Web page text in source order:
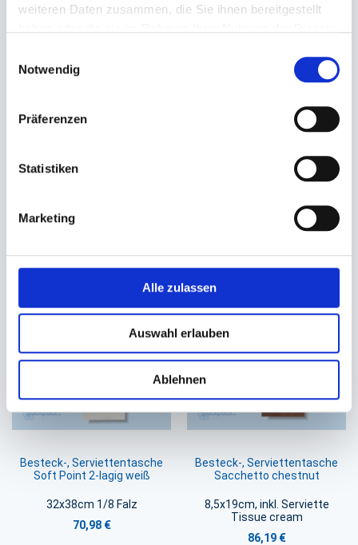
weiteren Daten zusammen, die Sie ihnen bereitgestellt
Notwendig
Präferenzen
Statistiken
Marketing
Alle zulassen
Auswahl erlauben
Ablehnen
44,74 €
Papier Pochette
Besteck-, Serviettentasche
Soft Point 2-lagig weiß
32x38cm 1/8 Falz
70,98 €
Besteck-, Serviettentasche
Sacchetto chestnut
8,5x19cm, inkl. Serviette
Tissue cream
86,19 €